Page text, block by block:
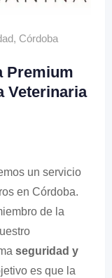
, Córdoba
Premium
Veterinaria
un servicio
en Córdoba.
de la
seguridad y
es que la